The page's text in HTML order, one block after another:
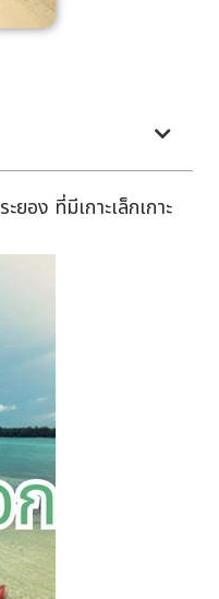
อง ที่มีเกาะเล็กเกาะ